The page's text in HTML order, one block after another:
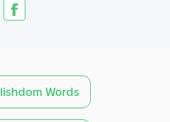
Words